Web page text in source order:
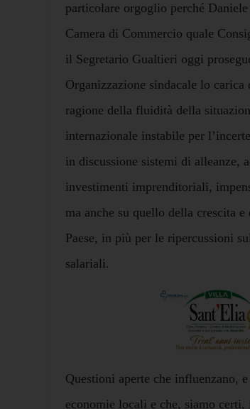
particolare orgoglio perché
Camera di Commercio quale
il Segretario Gualtieri oggi
Organizzazione sindacale lo
ragione della fluidità della
internazionale instabile per
in discussione sistemi di alleanze,
investimenti imprenditoriali,
ma anche su quello della crescita
Paese, in più per le ripercussioni
salariali.
Questioni aperte che influenzano,
economie locali e che, siamo